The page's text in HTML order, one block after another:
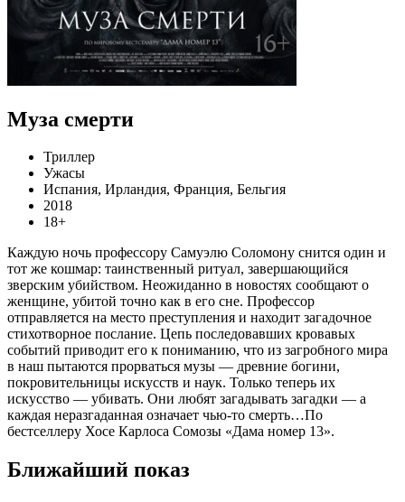
Муза смерти
Триллер
Ужасы
Испания, Ирландия, Франция, Бельгия
2018
18+
Каждую ночь профессору Самуэлю Соломону снится один и
тот же кошмар: таинственный ритуал, завершающийся
зверским убийством. Неожиданно в новостях сообщают о
женщине, убитой точно как в его сне. Профессор
отправляется на место преступления и находит загадочное
стихотворное послание. Цепь последовавших кровавых
событий приводит его к пониманию, что из загробного мира
в наш пытаются прорваться музы — древние богини,
покровительницы искусств и наук. Только теперь их
искусство — убивать. Они любят загадывать загадки — а
каждая неразгаданная означает чью-то смерть…По
бестселлеру Хосе Карлоса Сомозы «Дама номер 13».
Ближайший показ